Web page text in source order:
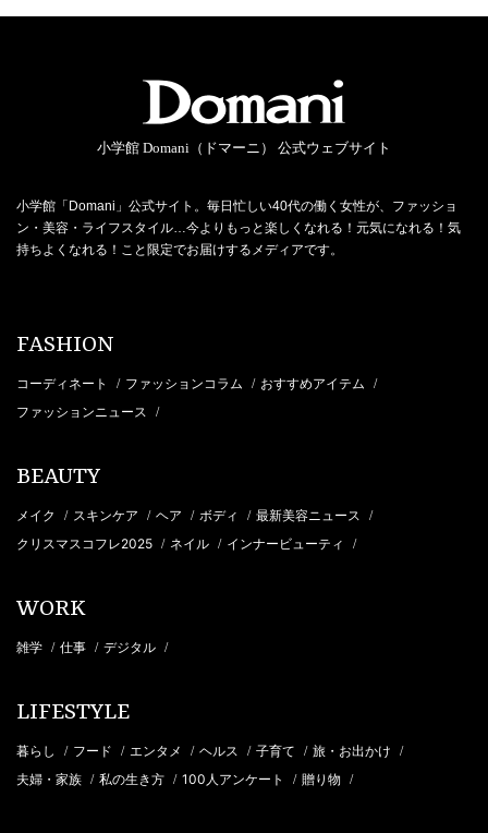
小学館 Domani（ドマーニ） 公式ウェブサイト
小学館「Domani」公式サイト。毎日忙しい40代の働く女性が、ファッショ
ン・美容・ライフスタイル…今よりもっと楽しくなれる！元気になれる！気
持ちよくなれる！こと限定でお届けするメディアです。
FASHION
コーディネート / ファッションコラム / おすすめアイテム /
ファッションニュース /
BEAUTY
メイク / スキンケア / ヘア / ボディ / 最新美容ニュース /
クリスマスコフレ2025 / ネイル / インナービューティ /
WORK
雑学 / 仕事 / デジタル /
LIFESTYLE
暮らし / フード / エンタメ / ヘルス / 子育て / 旅・お出かけ /
夫婦・家族 / 私の生き方 / 100人アンケート / 贈り物 /